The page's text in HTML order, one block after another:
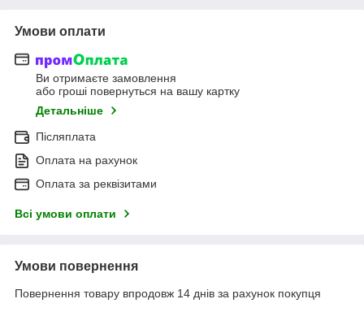
Умови оплати
Ви отримаєте замовлення
або гроші повернуться на вашу картку
Детальніше
Післяплата
Оплата на рахунок
Оплата за реквізитами
Всі умови оплати
Умови повернення
Повернення товару впродовж 14 днів за рахунок покупця